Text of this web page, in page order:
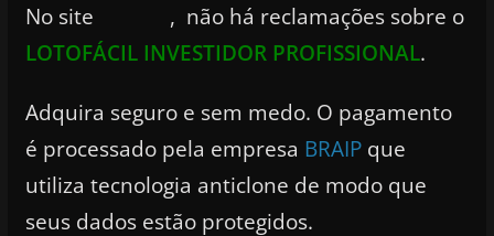
No site
, não há reclamações sobre o
LOTOFÁCIL INVESTIDOR PROFISSIONAL.
Adquira seguro e sem medo. O pagamento
é processado pela empresa BRAIPque
utiliza tecnologia anticlone de modo que
seus dados estão protegidos.